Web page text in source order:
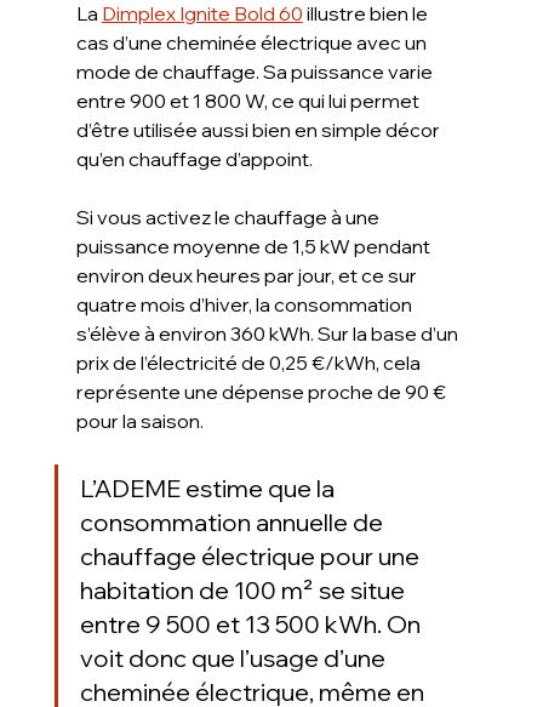
La Dimplex Ignite Bold 60 illustre bien le
cas d’une cheminée électrique avec un
mode de chauffage. Sa puissance varie
entre 900 et 1 800 W, ce qui lui permet
d’être utilisée aussi bien en simple décor
qu’en chauffage d’appoint.
Si vous activez le chauffage à une
puissance moyenne de 1,5 kW pendant
environ deux heures par jour, et ce sur
quatre mois d’hiver, la consommation
s’élève à environ 360 kWh. Sur la base d’un
prix de l’électricité de 0,25 €/kWh, cela
représente une dépense proche de 90 €
pour la saison.
L’ADEME estime que la
consommation annuelle de
chauffage électrique pour une
habitation de 100 m² se situe
entre 9 500 et 13 500 kWh. On
voit donc que l’usage d’une
cheminée électrique, même en